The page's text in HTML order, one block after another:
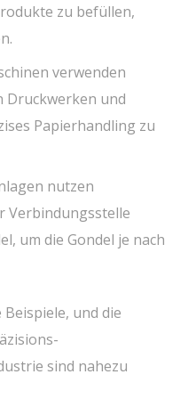
zu befüllen,
verwenden
Druckwerken und
Papierhandling zu
nutzen
Verbindungsstelle
um die Gondel je nach
und die
sind nahezu